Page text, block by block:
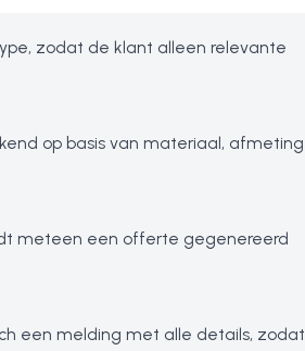
zodat de klant alleen relevante
op basis van materiaal, afmeting
meteen een offerte gegenereerd
een melding met alle details, zodat